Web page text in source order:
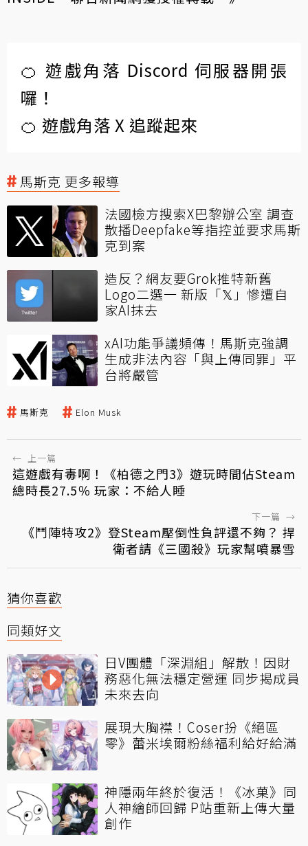
🍊 遊戲角落 Discord 伺服器開張
囉！
🍊 遊戲角落 X 追蹤起來
馬斯克 更多報導
法國檢方搜索X巴黎辦公室 調查
散播Deepfake等指控並要求馬斯
克到案
造反？網友要Grok推特新舊
Logo二選一 新版「𝕏」慘遭自
家AI抹去
xAI功能爭議頻傳！馬斯克強調
生成非法內容「與上傳同罪」平
台將嚴管
馬斯克 Elon Musk
← 上一篇
這遊戲有毒啊！《柏德之門3》遊玩時間佔Steam
總時長27.5％ 玩家：不給人睡
下一篇 →
《鬥陣特攻2》登Steam壓倒性負評還不夠？ 捍
衛者請《三國殺》玩家幫噴暴雪
猜你喜歡
同類好文
日V團體「深淵組」解散！因財
務惡化無法穩定營運 同步揭成員
未來去向
展現大胸襟！Coser扮《絕區
零》蕾米埃爾粉絲福利給好給滿
神隱兩年終於復活！《冰菓》同
人神繪師回歸 P站重新上傳大量
創作